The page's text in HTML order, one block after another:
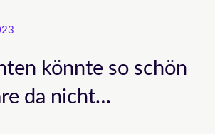
könnte so schön
da nicht…